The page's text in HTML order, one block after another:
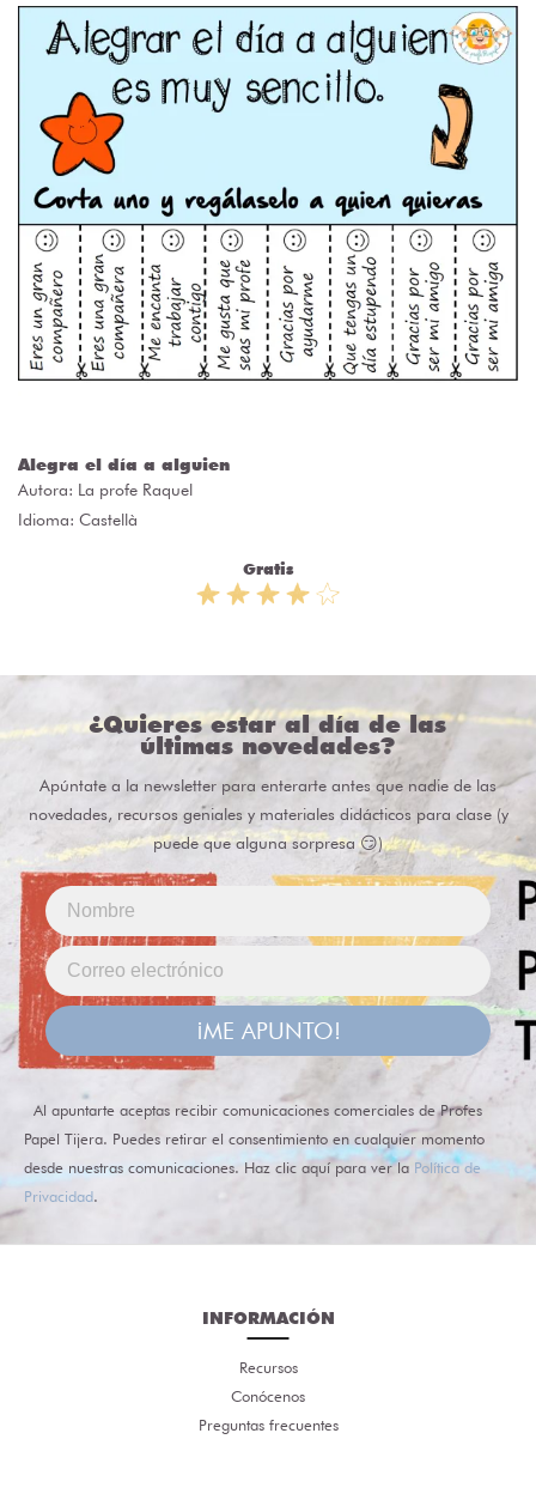
Alegra el día a alguien
Autora: La profe Raquel
Idioma: Castellà
Gratis
¿Quieres estar al día de las
últimas novedades?
Apúntate a la newsletter para enterarte antes que nadie de las
novedades, recursos geniales y materiales didácticos para clase (y
puede que alguna sorpresa 😏)
¡ME APUNTO!
Al apuntarte aceptas recibir comunicaciones comerciales de Profes
Papel Tijera. Puedes retirar el consentimiento en cualquier momento
desde nuestras comunicaciones. Haz clic aquí para ver la Política de
Privacidad.
INFORMACIÓN
Recursos
Conócenos
Preguntas frecuentes